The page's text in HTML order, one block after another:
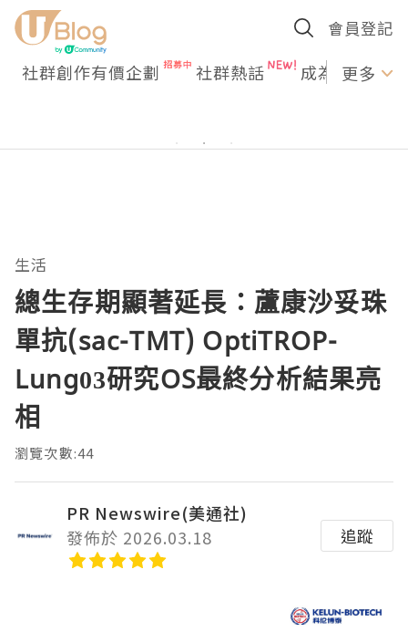
會員登記
社群創作有價企劃 社群熱話 成為U更多
生活
總生存期顯著延長：蘆康沙妥珠
單抗(sac-TMT) OptiTROP-
Lung03研究OS最終分析結果亮
相
瀏覽次數:44
PR Newswire(美通社)
發佈於 2026.03.18
追蹤